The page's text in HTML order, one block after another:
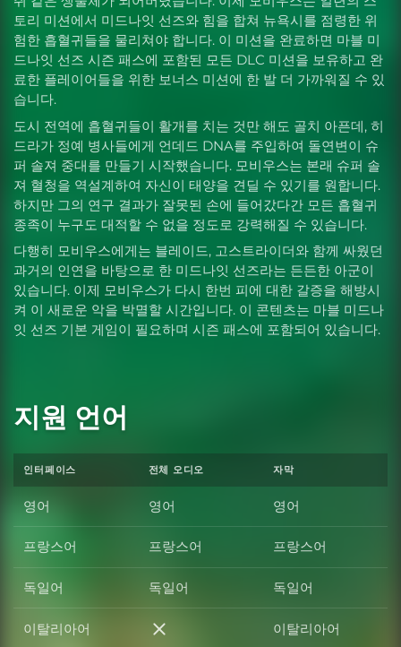
토리 미션에서 미드나잇 선즈와 힘을 합쳐 뉴욕시를 점령한 위
험한 흡혈귀들을 물리쳐야 합니다. 이 미션을 완료하면 마블 미
드나잇 선즈 시즌 패스에 포함된 모든 DLC 미션을 보유하고 완
료한 플레이어들을 위한 보너스 미션에 한 발 더 가까워질 수 있
습니다.
도시 전역에 흡혈귀들이 활개를 치는 것만 해도 골치 아픈데, 히
드라가 정예 병사들에게 언데드 DNA를 주입하여 돌연변이 슈
퍼 솔져 중대를 만들기 시작했습니다. 모비우스는 본래 슈퍼 솔
져 혈청을 역설계하여 자신이 태양을 견딜 수 있기를 원합니다.
하지만 그의 연구 결과가 잘못된 손에 들어갔다간 모든 흡혈귀
종족이 누구도 대적할 수 없을 정도로 강력해질 수 있습니다.
다행히 모비우스에게는 블레이드, 고스트라이더와 함께 싸웠던
과거의 인연을 바탕으로 한 미드나잇 선즈라는 든든한 아군이
있습니다. 이제 모비우스가 다시 한번 피에 대한 갈증을 해방시
켜 이 새로운 악을 박멸할 시간입니다. 이 콘텐츠는 마블 미드나
잇 선즈 기본 게임이 필요하며 시즌 패스에 포함되어 있습니다.
지원 언어
인터페이스 전체 오디오 자막
영어 영어 영어
프랑스어 프랑스어 프랑스어
독일어 독일어 독일어
이탈리아어 이탈리아어 이탈리아어